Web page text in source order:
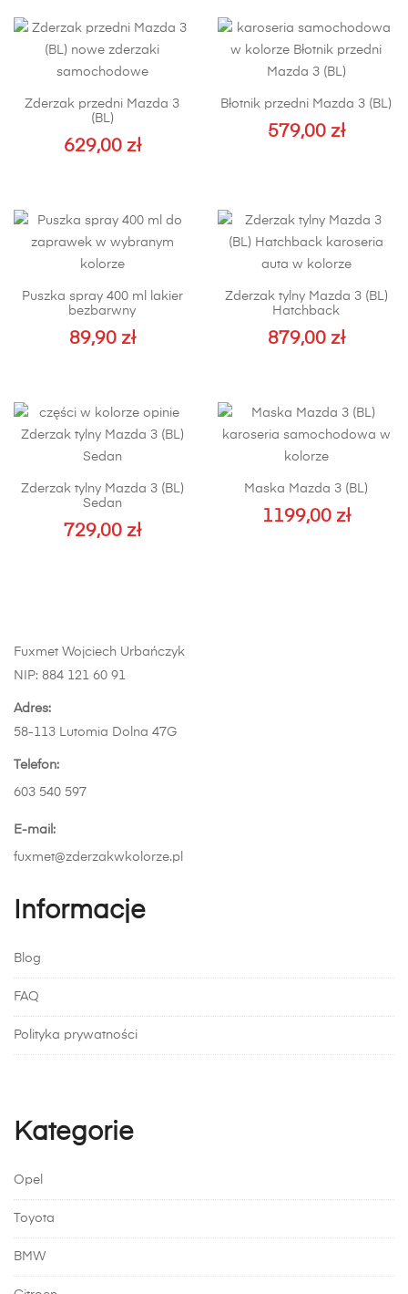
Zderzak przedni Mazda 3
(BL)
629,00 zł
Błotnik przedni Mazda 3 (BL)
579,00 zł
wiele
wariantów.
Opcje
wybrać
na
Puszka spray 400 ml lakier
bezbarwny
89,90 zł
Zderzak tylny Mazda 3 (BL)
Hatchback
879,00 zł
Zderzak tylny Mazda 3 (BL)
Sedan
729,00 zł
Maska Mazda 3 (BL)
1199,00 zł
Fuxmet Wojciech Urbańczyk
NIP: 884 121 60 91
Adres:
58-113 Lutomia Dolna 47G
Telefon:
603 540 597
E-mail:
fuxmet@zderzakwkolorze.pl
Informacje
Blog
FAQ
Polityka prywatności
Kategorie
Opel
Toyota
BMW